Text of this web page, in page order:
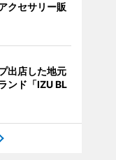
クセサリー販
出店した地元
ンド「IZU BL